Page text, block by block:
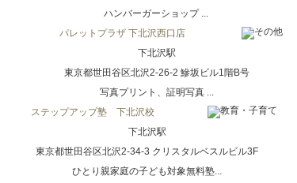
ハンバーガーショップ ...
パレットプラザ 下北沢西口店
下北沢駅
東京都世田谷区北沢2-26-2 鰺坂ビル1階B号
写真プリント、証明写真 ...
ステップアップ塾 下北沢校
下北沢駅
東京都世田谷区北沢2-34-3 クリスタルベスルビル3F
ひとり親家庭の子ども対象無料塾...